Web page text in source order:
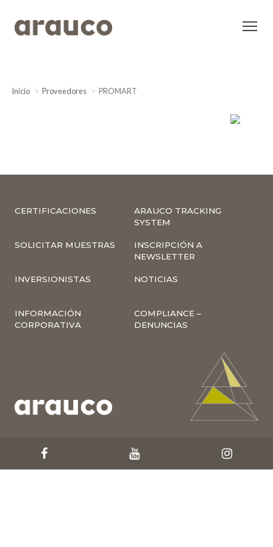
Inicio Proveedores PROMART
CERTIFICACIONES
ARAUCO TRACKING
SYSTEM
SOLICITAR MUESTRAS
INSCRIPCIÓN A
NEWSLETTER
INVERSIONISTAS NOTICIAS
INFORMACIÓN
CORPORATIVA
COMPLIANCE –
DENUNCIAS